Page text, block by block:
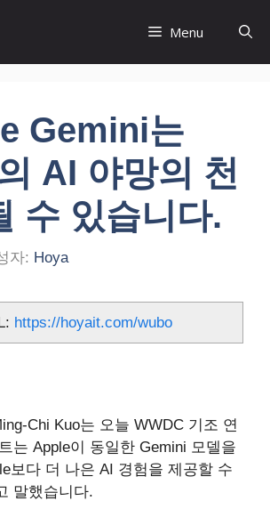
Menu
Gemini는
AI 야망의 천
수 있습니다.
자: Hoya
https://hoyait.com/wubo
Chi Kuo는 오늘 WWDC 기조 연
는 Apple이 동일한 Gemini 모델을
보다 더 나은 AI 경험을 제공할 수
말했습니다.